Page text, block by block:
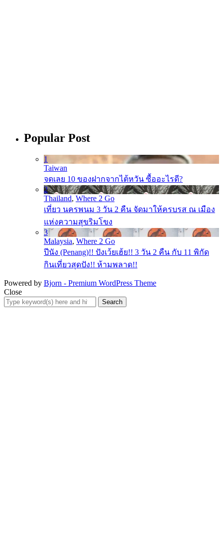
Popular Post
1
Taiwan
จดเลย 10 ของฝากจากไต้หวัน ซื้ออะไรดี?
2
Thailand, Where 2 Go
เที่ยว นครพนม 3 วัน 2 คืน จัดมาให้ครบรส ณ เมือง
แห่งความสุขริมโขง
3
Malaysia, Where 2 Go
ปีนัง (Penang)!! ปังเว้ยเฮ้ย!! 3 วัน 2 คืน กับ 11 พิกัด
กินเที่ยวสุดปัง!! ห้ามพลาด!!
Powered by Bjorn - Premium WordPress Theme
Close